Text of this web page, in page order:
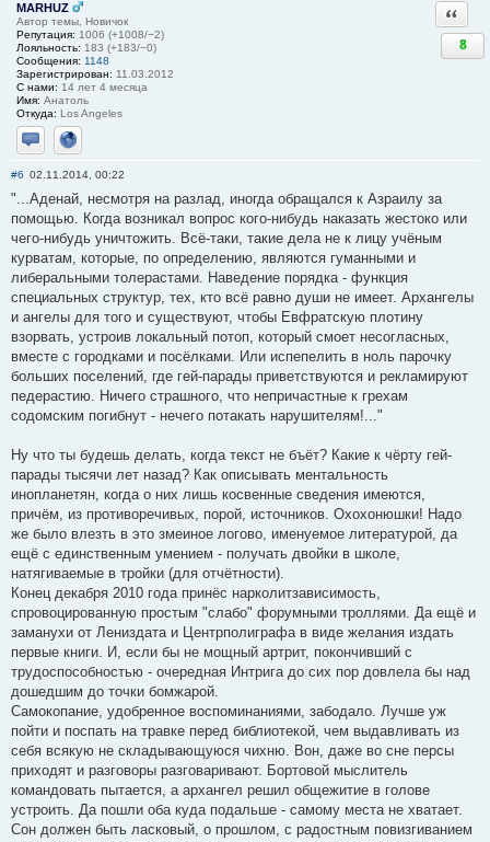
MARHUZ
Автор темы, Новичок
Репутация: 1006 (+1008/−2)
Лояльность: 183 (+183/−0)
Сообщения: 1148
Зарегистрирован: 11.03.2012
С нами: 14 лет 4 месяца
Имя: Анатоль
Откуда: Los Angeles
Отправить личное сообщение
Сайт
8
#6 02.11.2014, 00:22
"...Аденай, несмотря на разлад, иногда обращался к Азраилу за
помощью. Когда возникал вопрос кого-нибудь наказать жестоко или
чего-нибудь уничтожить. Всё-таки, такие дела не к лицу учёным
курватам, которые, по определению, являются гуманными и
либеральными толерастами. Наведение порядка - функция
специальных структур, тех, кто всё равно души не имеет. Архангелы
и ангелы для того и существуют, чтобы Евфратскую плотину
взорвать, устроив локальный потоп, который смоет несогласных,
вместе с городками и посёлками. Или испепелить в ноль парочку
больших поселений, где гей-парады приветствуются и рекламируют
педерастию. Ничего страшного, что непричастные к грехам
содомским погибнут - нечего потакать нарушителям!..."
Ну что ты будешь делать, когда текст не бъёт? Какие к чёрту гей-
парады тысячи лет назад? Как описывать ментальность
инопланетян, когда о них лишь косвенные сведения имеются,
причём, из противоречивых, порой, источников. Охохонюшки! Надо
же было влезть в это змеиное логово, именуемое литературой, да
ещё с единственным умением - получать двойки в школе,
натягиваемые в тройки (для отчётности).
Конец декабря 2010 года принёс нарколитзависимость,
спровоцированную простым "слабо" форумными троллями. Да ещё и
заманухи от Лениздата и Центрполиграфа в виде желания издать
первые книги. И, если бы не мощный артрит, покончивший с
трудоспособностью - очередная Интрига до сих пор довлела бы над
дошедшим до точки бомжарой.
Самокопание, удобренное воспоминаниями, забодало. Лучше уж
пойти и поспать на травке перед библиотекой, чем выдавливать из
себя всякую не складывающуюся чихню. Вон, даже во сне персы
приходят и разговоры разговаривают. Бортовой мыслитель
командовать пытается, а архангел решил общежитие в голове
устроить. Да пошли оба куда подальше - самому места не хватает.
Сон должен быть ласковый, о прошлом, с радостным повизгиванием